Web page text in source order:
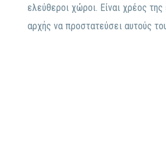
ελεύθεροι χώροι. Είναι χρέος της
αρχής να προστατεύσει αυτούς